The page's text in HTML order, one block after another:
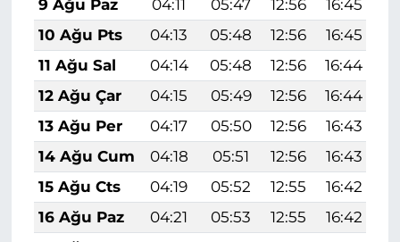
9 Ağu Paz
04:11 05:47 12:56 16:45
10 Ağu Pts
04:13 05:48 12:56 16:45
11 Ağu Sal
04:14 05:48 12:56 16:44
12 Ağu Çar
04:15 05:49 12:56 16:44
13 Ağu Per
04:17 05:50 12:56 16:43
14 Ağu Cum
04:18 05:51 12:56 16:43
15 Ağu Cts
04:19 05:52 12:55 16:42
16 Ağu Paz
04:21 05:53 12:55 16:42